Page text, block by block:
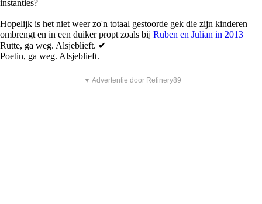
instanties?
Hopelijk is het niet weer zo'n totaal gestoorde gek die zijn kinderen
ombrengt en in een duiker propt zoals bij Ruben en Julian in 2013
Rutte, ga weg. Alsjeblieft. ✔
Poetin, ga weg. Alsjeblieft.
▼ Advertentie door Refinery89